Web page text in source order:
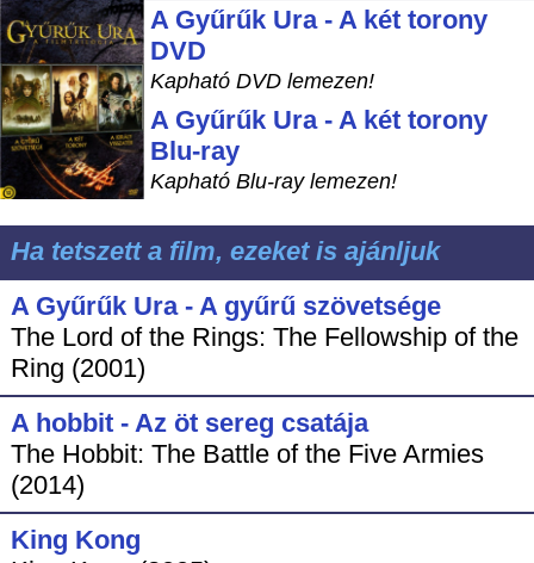
A Gyűrűk Ura - A két torony
DVD
Kapható DVD lemezen!
A Gyűrűk Ura - A két torony
Blu-ray
Kapható Blu-ray lemezen!
Ha tetszett a film, ezeket is ajánljuk
A Gyűrűk Ura - A gyűrű szövetsége
The Lord of the Rings: The Fellowship of the
Ring (2001)
A hobbit - Az öt sereg csatája
The Hobbit: The Battle of the Five Armies
(2014)
King Kong